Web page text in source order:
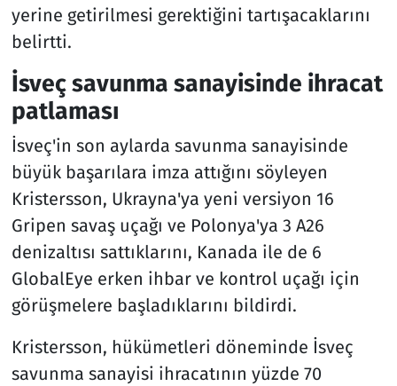
yerine getirilmesi gerektiğini tartışacaklarını
belirtti.
İsveç savunma sanayisinde ihracat
patlaması
İsveç'in son aylarda savunma sanayisinde
büyük başarılara imza attığını söyleyen
Kristersson, Ukrayna'ya yeni versiyon 16
Gripen savaş uçağı ve Polonya'ya 3 A26
denizaltısı sattıklarını, Kanada ile de 6
GlobalEye erken ihbar ve kontrol uçağı için
görüşmelere başladıklarını bildirdi.
Kristersson, hükümetleri döneminde İsveç
savunma sanayisi ihracatının yüzde 70